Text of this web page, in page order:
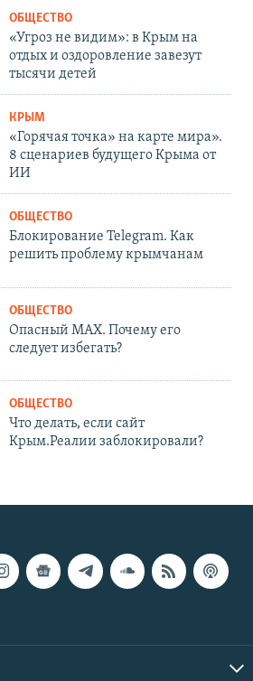
ОБЩЕСТВО
«Угроз не видим»: в Крым на
отдых и оздоровление завезут
тысячи детей
КРЫМ
«Горячая точка» на карте мира».
8 сценариев будущего Крыма от
ИИ
ОБЩЕСТВО
Блокирование Telegram. Как
решить проблему крымчанам
ОБЩЕСТВО
Опасный MAX. Почему его
следует избегать?
ОБЩЕСТВО
Что делать, если сайт
Крым.Реалии заблокировали?